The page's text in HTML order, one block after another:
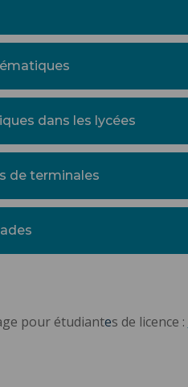
dans les lycées
de terminales
pour étudiantes de licence :